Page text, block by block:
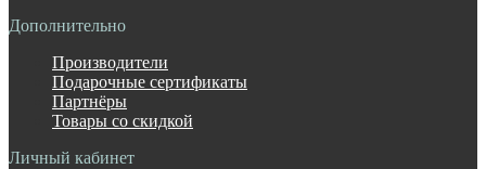
Дополнительно
Производители
Подарочные сертификаты
Партнёры
Товары со скидкой
Личный кабинет